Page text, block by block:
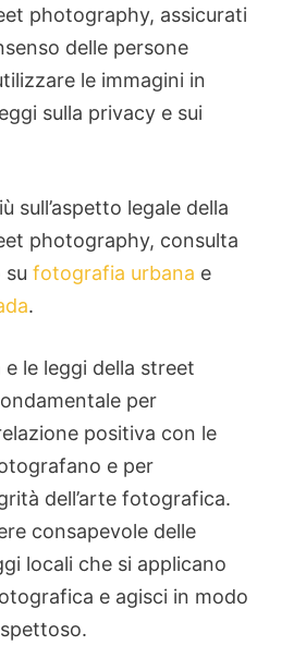
photography, assicurati
delle persone
le immagini in
sulla privacy e sui
sull’aspetto legale della
photography, consulta
fotografia urbana e
.
e le leggi della street
per
positiva con le
e per
dell’arte fotografica.
consapevole delle
locali che si applicano
e agisci in modo